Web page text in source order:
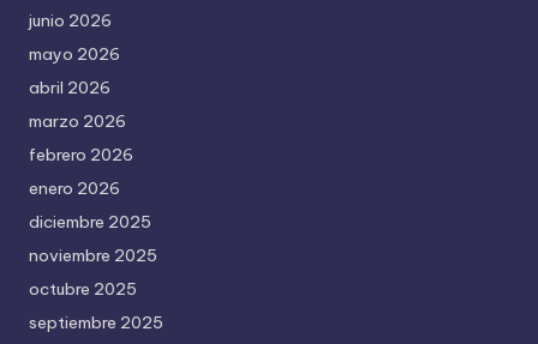
junio 2026
mayo 2026
abril 2026
marzo 2026
febrero 2026
enero 2026
diciembre 2025
noviembre 2025
octubre 2025
septiembre 2025